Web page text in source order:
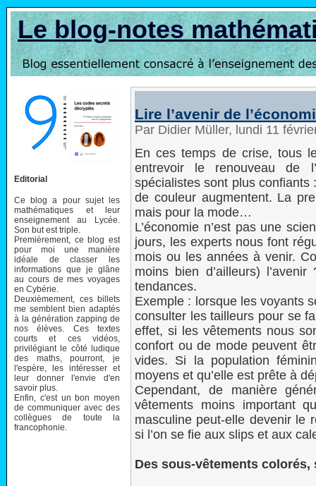
Le blog-notes
Editorial
Ce blog a pour sujet les
mathématiques et leur
enseignement au Lycée.
Son but est triple.
Premièrement, ce blog est
pour moi une manière
idéale de classer les
informations que je glâne
au cours de mes voyages
en Cybérie.
Deuxièmement, ces billets
me semblent bien adaptés
à la génération zapping de
nos élèves. Ces textes
courts et ces vidéos,
privilégiant le côté ludique
des maths, pourront, je
l'espère, les intéresser et
leur donner l'envie d'en
savoir plus.
Enfin, c'est un bon moyen
de communiquer avec des
collègues de toute la
francophonie.
Lire l’avenir de
Par Didier Müller, lundi 11
En ces temps de crise, tous
entrevoir le renouveau de
spécialistes sont plus
de couleur augmentent. La
mais pour la mode…
L’économie n’est pas une
jours, les experts nous font
mois ou les années à venir.
moins bien d’ailleurs)
tendances.
Exemple : lorsque les voyants
consulter les tailleurs pour se
effet, si les vêtements nous
confort ou de mode peuvent
vides. Si la population
moyens et qu’elle est prête à
Cependant, de manière
vêtements moins important
masculine peut-elle devenir le
si l’on se fie aux slips et aux
Des sous-vêtements colorés,